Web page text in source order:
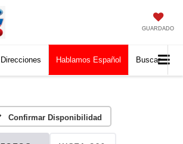
GUARDADO
Direcciones Hablamos Español Buscar
Confirmar Disponibilidad